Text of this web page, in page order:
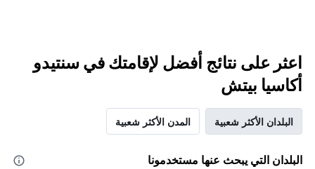
اعثر على نتائج أفضل لإقامتك في سنتيدو
أكاسيا بيتش
البلدان الأكثر شعبية المدن الأكثر شعبية
البلدان التي يبحث عنها مستخدمونا